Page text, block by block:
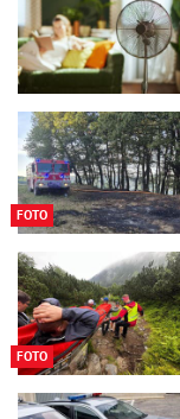
FOTO
FOTO